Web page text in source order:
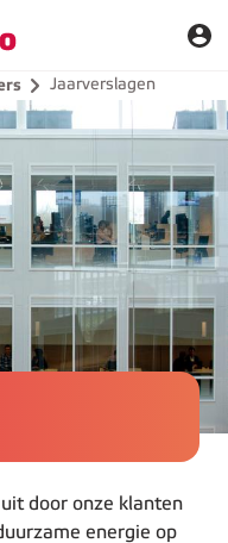
Jaarverslagen
door onze klanten
energie op